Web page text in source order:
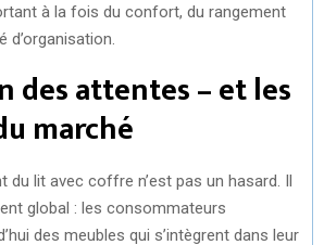
à la fois du confort, du rangement
d’organisation.
des attentes – et les
marché
du lit avec coffre n’est pas un hasard. Il
global : les consommateurs
des meubles qui s’intègrent dans leur